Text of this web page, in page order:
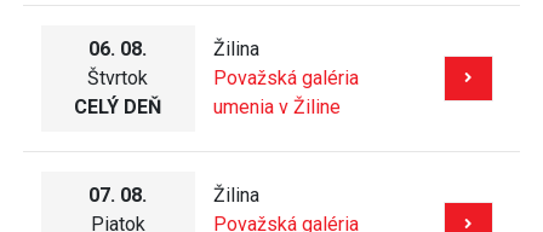
06. 08.
Štvrtok
CELÝ DEŇ
Žilina
Považská galéria
umenia v Žiline
07. 08.
Piatok
Žilina
Považská galéria